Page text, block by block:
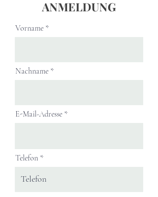
ANMELDUNG
Vorname
Nachname
E-Mail-Adresse
Telefon